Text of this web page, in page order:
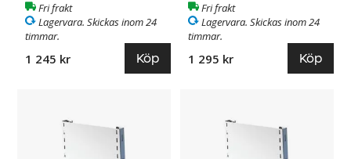
Fri frakt
Lagervara. Skickas inom 24
timmar.
1 245 kr Köp
Fri frakt
Lagervara. Skickas inom 24
timmar.
1 295 kr Köp
Lagerhylla,
Lagerhylla,